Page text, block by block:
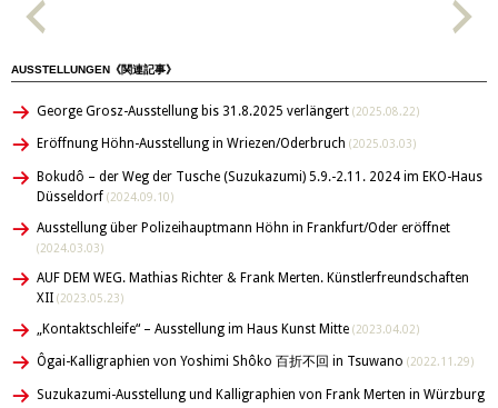
AUSSTELLUNGEN《関連記事》
George Grosz-Ausstellung bis 31.8.2025 verlängert (2025.08.22)
Eröffnung Höhn-Ausstellung in Wriezen/Oderbruch (2025.03.03)
Bokudô – der Weg der Tusche (Suzukazumi) 5.9.-2.11. 2024 im EKO-Haus
Düsseldorf (2024.09.10)
Ausstellung über Polizeihauptmann Höhn in Frankfurt/Oder eröffnet
(2024.03.03)
AUF DEM WEG. Mathias Richter & Frank Merten. Künstlerfreundschaften
XII (2023.05.23)
„Kontaktschleife“ – Ausstellung im Haus Kunst Mitte (2023.04.02)
Ôgai-Kalligraphien von Yoshimi Shôko 百折不回 in Tsuwano (2022.11.29)
Suzukazumi-Ausstellung und Kalligraphien von Frank Merten in Würzburg